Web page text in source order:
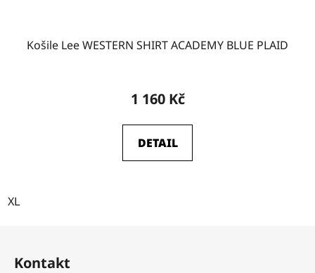
Košile Lee WESTERN SHIRT ACADEMY BLUE PLAID
1 160 Kč
DETAIL
XL
Kontakt